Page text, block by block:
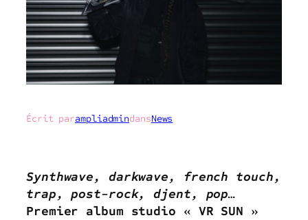
Écrit parampliadmindansNews
Synthwave, darkwave, french touch,
trap, post-rock, djent, pop…
Premier album studio « VR SUN »